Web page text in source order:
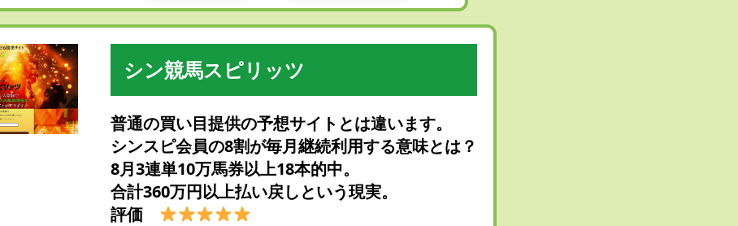
シン競馬スピリッツ
普通の買い目提供の予想サイトとは違います。
シンスピ会員の8割が毎月継続利用する意味とは？
8月3連単10万馬券以上18本的中。
合計360万円以上払い戻しという現実。
評価